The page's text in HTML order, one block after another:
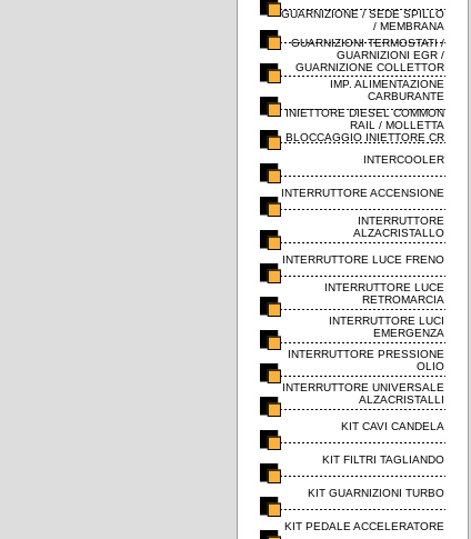
GUARNIZIONE / SEDE SPILLO
/ MEMBRANA
GUARNIZIONI TERMOSTATI /
GUARNIZIONI EGR /
GUARNIZIONE COLLETTOR
IMP. ALIMENTAZIONE
CARBURANTE
INIETTORE DIESEL COMMON
RAIL / MOLLETTA
BLOCCAGGIO INIETTORE CR
INTERCOOLER
INTERRUTTORE ACCENSIONE
INTERRUTTORE
ALZACRISTALLO
INTERRUTTORE LUCE FRENO
INTERRUTTORE LUCE
RETROMARCIA
INTERRUTTORE LUCI
EMERGENZA
INTERRUTTORE PRESSIONE
OLIO
INTERRUTTORE UNIVERSALE
ALZACRISTALLI
KIT CAVI CANDELA
KIT FILTRI TAGLIANDO
KIT GUARNIZIONI TURBO
KIT PEDALE ACCELERATORE